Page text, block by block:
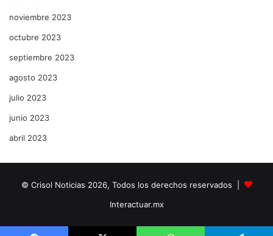
noviembre 2023
octubre 2023
septiembre 2023
agosto 2023
julio 2023
junio 2023
abril 2023
© Crisol Noticias 2026, Todos los derechos reservados |
Interactuar.mx